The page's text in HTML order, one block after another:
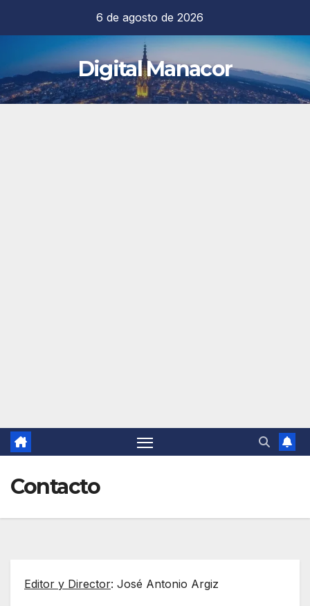
contenido
6 de agosto de 2026
Digital Manacor
Contacto
Editor y Director: José Antonio Argiz